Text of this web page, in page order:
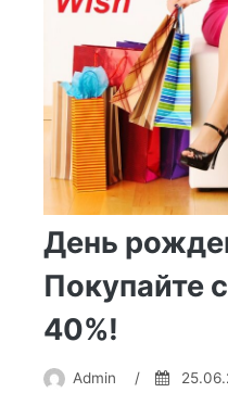
День
Покупайте
40%!
Admin /